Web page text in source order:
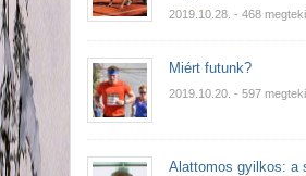
2019.10.28. - 468
Miért futunk?
2019.10.20. - 597
Alattomos gyilkos: a